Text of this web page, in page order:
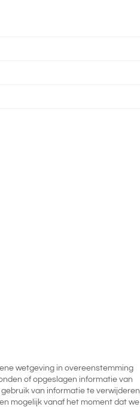
wetgeving in overeenstemming
of opgeslagen informatie van
van informatie te verwijderen
mogelijk vanaf het moment dat we